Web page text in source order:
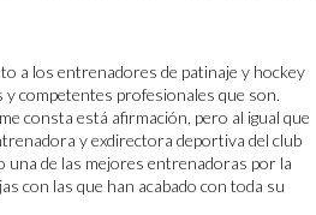
a los entrenadores de patinaje y hockey
y competentes profesionales que son.
consta está afirmación, pero al igual que
y exdirectora deportiva del club
de las mejores entrenadoras por la
con las que han acabado con toda su